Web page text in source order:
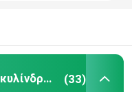
φούρνος δαπέδων τζακιού κυλίνδρων (33)